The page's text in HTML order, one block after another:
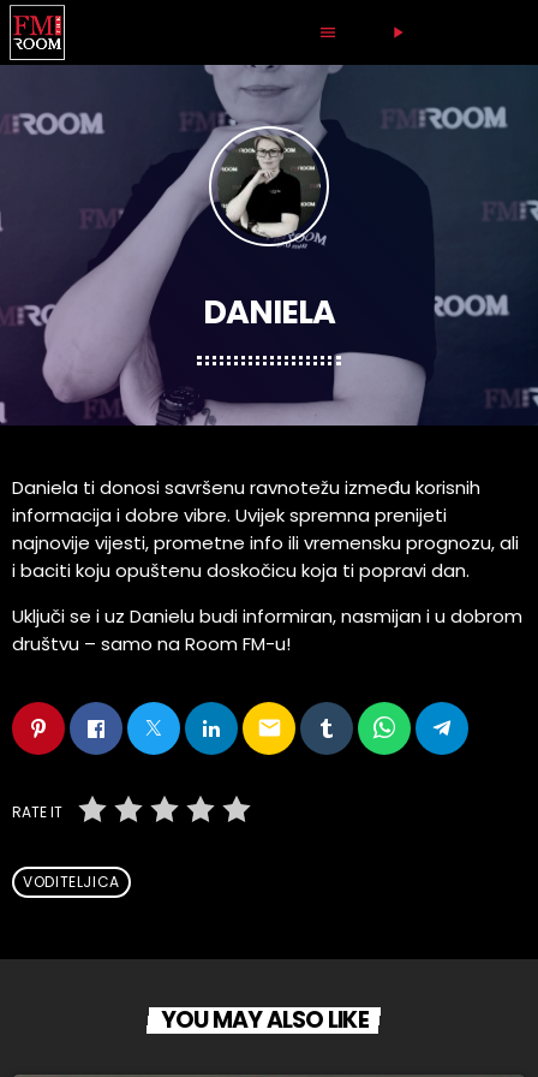
menu play_arrow
DANIELA
Daniela ti donosi savršenu ravnotežu između korisnih
informacija i dobre vibre. Uvijek spremna prenijeti
najnovije vijesti, prometne info ili vremensku prognozu, ali
i baciti koju opuštenu doskočicu koja ti popravi dan.
Uključi se i uz Danielu budi informiran, nasmijan i u dobrom
društvu – samo na Room FM-u!
email
RATE IT
VODITELJICA
YOU MAY ALSO LIKE